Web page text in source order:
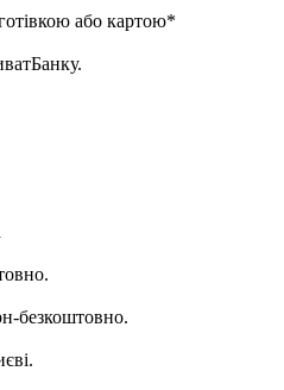
або картою*
безкоштовно.